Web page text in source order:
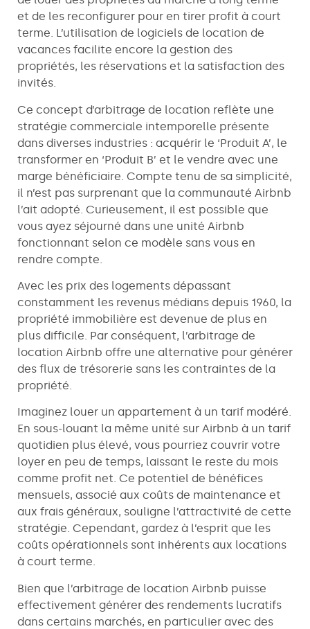
et de les reconfigurer pour en tirer profit à court
terme. L’utilisation de logiciels de location de
vacances facilite encore la gestion des
propriétés, les réservations et la satisfaction des
invités.
Ce concept d’arbitrage de location reflète une
stratégie commerciale intemporelle présente
dans diverses industries : acquérir le ‘Produit A’, le
transformer en ‘Produit B’ et le vendre avec une
marge bénéficiaire. Compte tenu de sa simplicité,
il n’est pas surprenant que la communauté Airbnb
l’ait adopté. Curieusement, il est possible que
vous ayez séjourné dans une unité Airbnb
fonctionnant selon ce modèle sans vous en
rendre compte.
Avec les prix des logements dépassant
constamment les revenus médians depuis 1960, la
propriété immobilière est devenue de plus en
plus difficile. Par conséquent, l’arbitrage de
location Airbnb offre une alternative pour générer
des flux de trésorerie sans les contraintes de la
propriété.
Imaginez louer un appartement à un tarif modéré.
En sous-louant la même unité sur Airbnb à un tarif
quotidien plus élevé, vous pourriez couvrir votre
loyer en peu de temps, laissant le reste du mois
comme profit net. Ce potentiel de bénéfices
mensuels, associé aux coûts de maintenance et
aux frais généraux, souligne l’attractivité de cette
stratégie. Cependant, gardez à l’esprit que les
coûts opérationnels sont inhérents aux locations
à court terme.
Bien que l’arbitrage de location Airbnb puisse
effectivement générer des rendements lucratifs
dans certains marchés, en particulier avec des